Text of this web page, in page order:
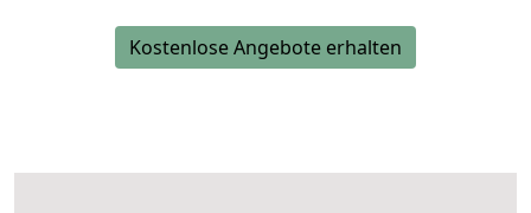
Kostenlose Angebote erhalten